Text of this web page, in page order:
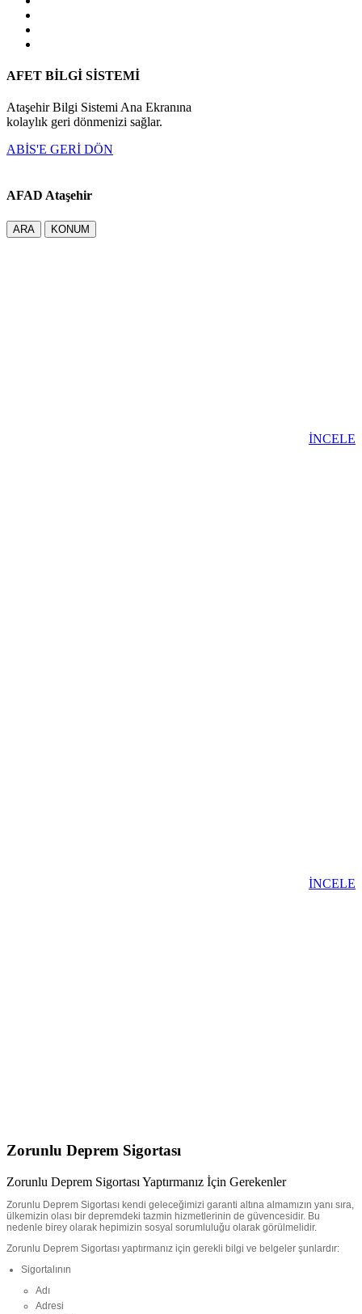
AFET BİLGİ SİSTEMİ
Ataşehir Bilgi Sistemi Ana Ekranına
kolaylık geri dönmenizi sağlar.
ABİS'E GERİ DÖN
AFAD Ataşehir
ARA KONUM
İNCELE
İNCELE
Zorunlu Deprem Sigortası
Zorunlu Deprem Sigortası Yaptırmanız İçin Gerekenler
Zorunlu Deprem Sigortası kendi geleceğimizi garanti altına almamızın yanı sıra,
ülkemizin olası bir depremdeki tazmin hizmetlerinin de güvencesidir. Bu
nedenle birey olarak hepimizin sosyal sorumluluğu olarak görülmelidir.
Zorunlu Deprem Sigortası yaptırmanız için gerekli bilgi ve belgeler şunlardır:
Sigortalının
Adı
Adresi